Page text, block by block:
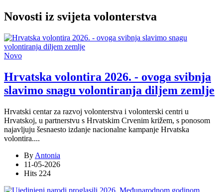
Novosti iz svijeta volonterstva
Novo
Hrvatska volontira 2026. - ovoga svibnja
slavimo snagu volontiranja diljem zemlje
Hrvatski centar za razvoj volonterstva i volonterski centri u
Hrvatskoj, u partnerstvu s Hrvatskim Crvenim križem, s ponosom
najavljuju šesnaesto izdanje nacionalne kampanje Hrvatska
volontira....
By Antonia
11-05-2026
Hits 224